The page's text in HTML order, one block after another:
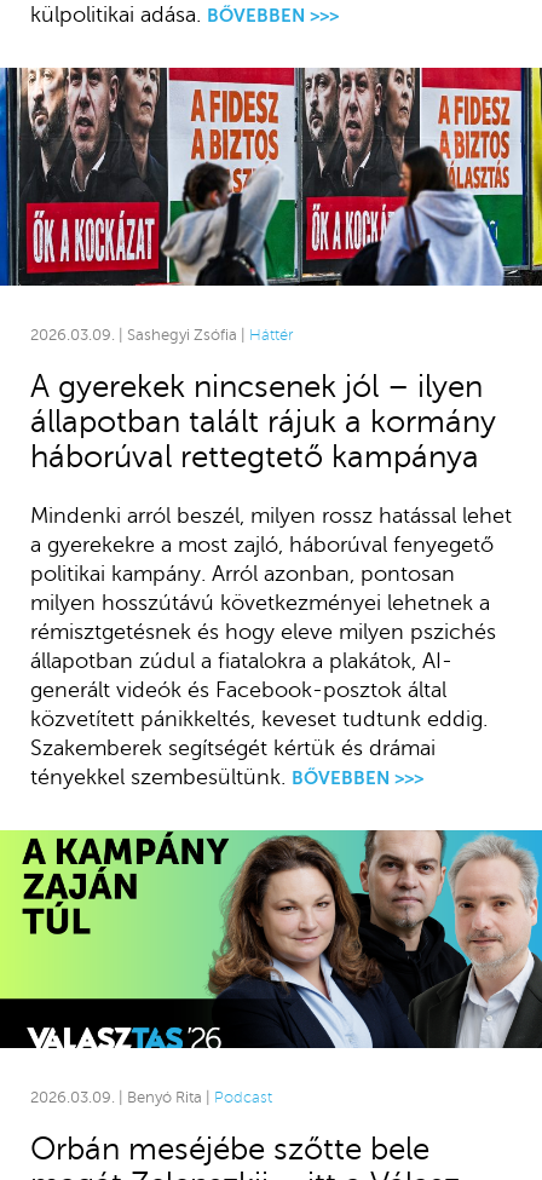
külpolitikai adása. BŐVEBBEN >>>
2026.03.09. | Sashegyi Zsófia | Háttér
A gyerekek nincsenek jól – ilyen
állapotban talált rájuk a kormány
háborúval rettegtető kampánya
Mindenki arról beszél, milyen rossz hatással lehet
a gyerekekre a most zajló, háborúval fenyegető
politikai kampány. Arról azonban, pontosan
milyen hosszútávú következményei lehetnek a
rémisztgetésnek és hogy eleve milyen pszichés
állapotban zúdul a fiatalokra a plakátok, AI-
generált videók és Facebook-posztok által
közvetített pánikkeltés, keveset tudtunk eddig.
Szakemberek segítségét kértük és drámai
tényekkel szembesültünk.
BŐVEBBEN >>>
2026.03.09. | Benyó Rita | Podcast
Orbán meséjébe szőtte bele